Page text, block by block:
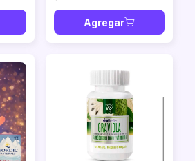
Agregar